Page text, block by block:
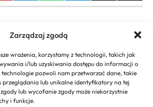
Zarządzaj zgodą
wrażenia, korzystamy z technologii, takich jak
i/lub uzyskiwania dostępu do informacji o
technologie pozwoli nam przetwarzać dane, takie
przeglądania lub unikalne identyfikatory na tej
lub wycofanie zgody może niekorzystnie
i funkcje.
Obciąć Bob? Kompletny Poradnik
NEXT
włosów po 50, które dodają
objętości | TOP 10+ inspiracji